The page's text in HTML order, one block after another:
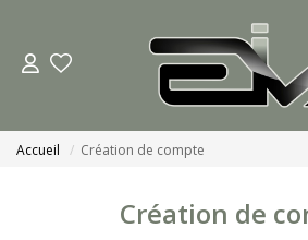
ACCUEIL
Nous Rejoindre
Accueil Création de compte
Création de